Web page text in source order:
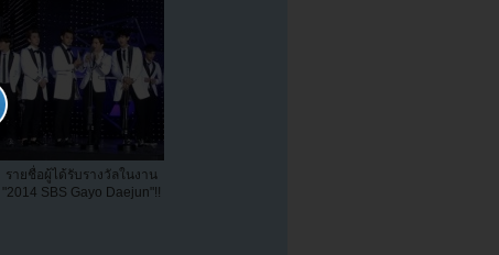
รายชื่อผู้ได้รับรางวัลในงาน
"2014 SBS Gayo Daejun"!!